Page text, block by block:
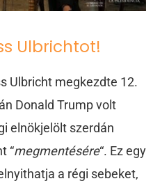
Ulbrichtot!
Ulbricht megkezdte 12.
Donald Trump volt
elnökjelölt szerdán
“megmentésére“. Ez egy
a régi sebeket,